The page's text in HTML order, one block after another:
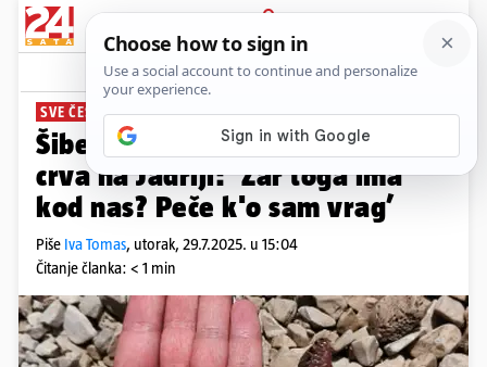
PRIJAVA
News Komentari
SVE ČEŠĆE VIĐEN
Šibenčanka snimila vatrenog
crva na Jadriji: ’Zar toga ima
kod nas? Peče k'o sam vrag’
Piše Iva Tomas, utorak, 29.7.2025. u 15:04
Čitanje članka: < 1 min